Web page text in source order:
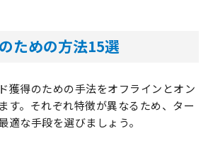
ための方法15選
獲得のための手法をオフラインとオン
す。それぞれ特徴が異なるため、ター
適な手段を選びましょう。